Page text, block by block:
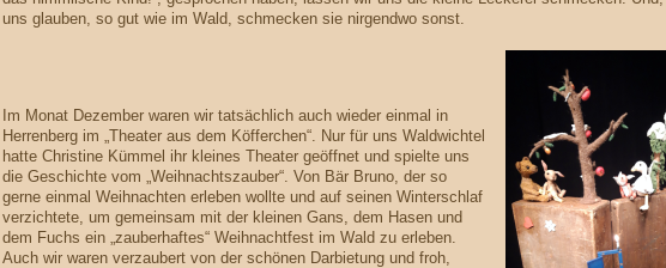
uns glauben, so gut wie im Wald, schmecken sie nirgendwo sonst.
Im Monat Dezember waren wir tatsächlich auch wieder einmal in
Herrenberg im „Theater aus dem Köfferchen“. Nur für uns Waldwichtel
hatte Christine Kümmel ihr kleines Theater geöffnet und spielte uns
die Geschichte vom „Weihnachtszauber“. Von Bär Bruno, der so
gerne einmal Weihnachten erleben wollte und auf seinen Winterschlaf
verzichtete, um gemeinsam mit der kleinen Gans, dem Hasen und
dem Fuchs ein „zauberhaftes“ Weihnachtfest im Wald zu erleben.
Auch wir waren verzaubert von der schönen Darbietung und froh,